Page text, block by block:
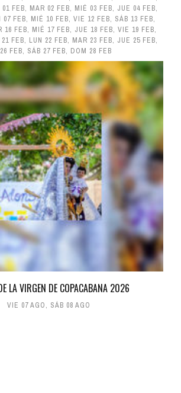
01 FEB, MAR 02 FEB, MIÉ 03 FEB, JUE 04 FEB,
07 FEB, MIÉ 10 FEB, VIE 12 FEB, SÁB 13 FEB,
16 FEB, MIÉ 17 FEB, JUE 18 FEB, VIE 19 FEB,
FEB, LUN 22 FEB, MAR 23 FEB, JUE 25 FEB,
FEB, SÁB 27 FEB, DOM 28 FEB
LA VIRGEN DE COPACABANA 2026
VIE 07 AGO, SÁB 08 AGO